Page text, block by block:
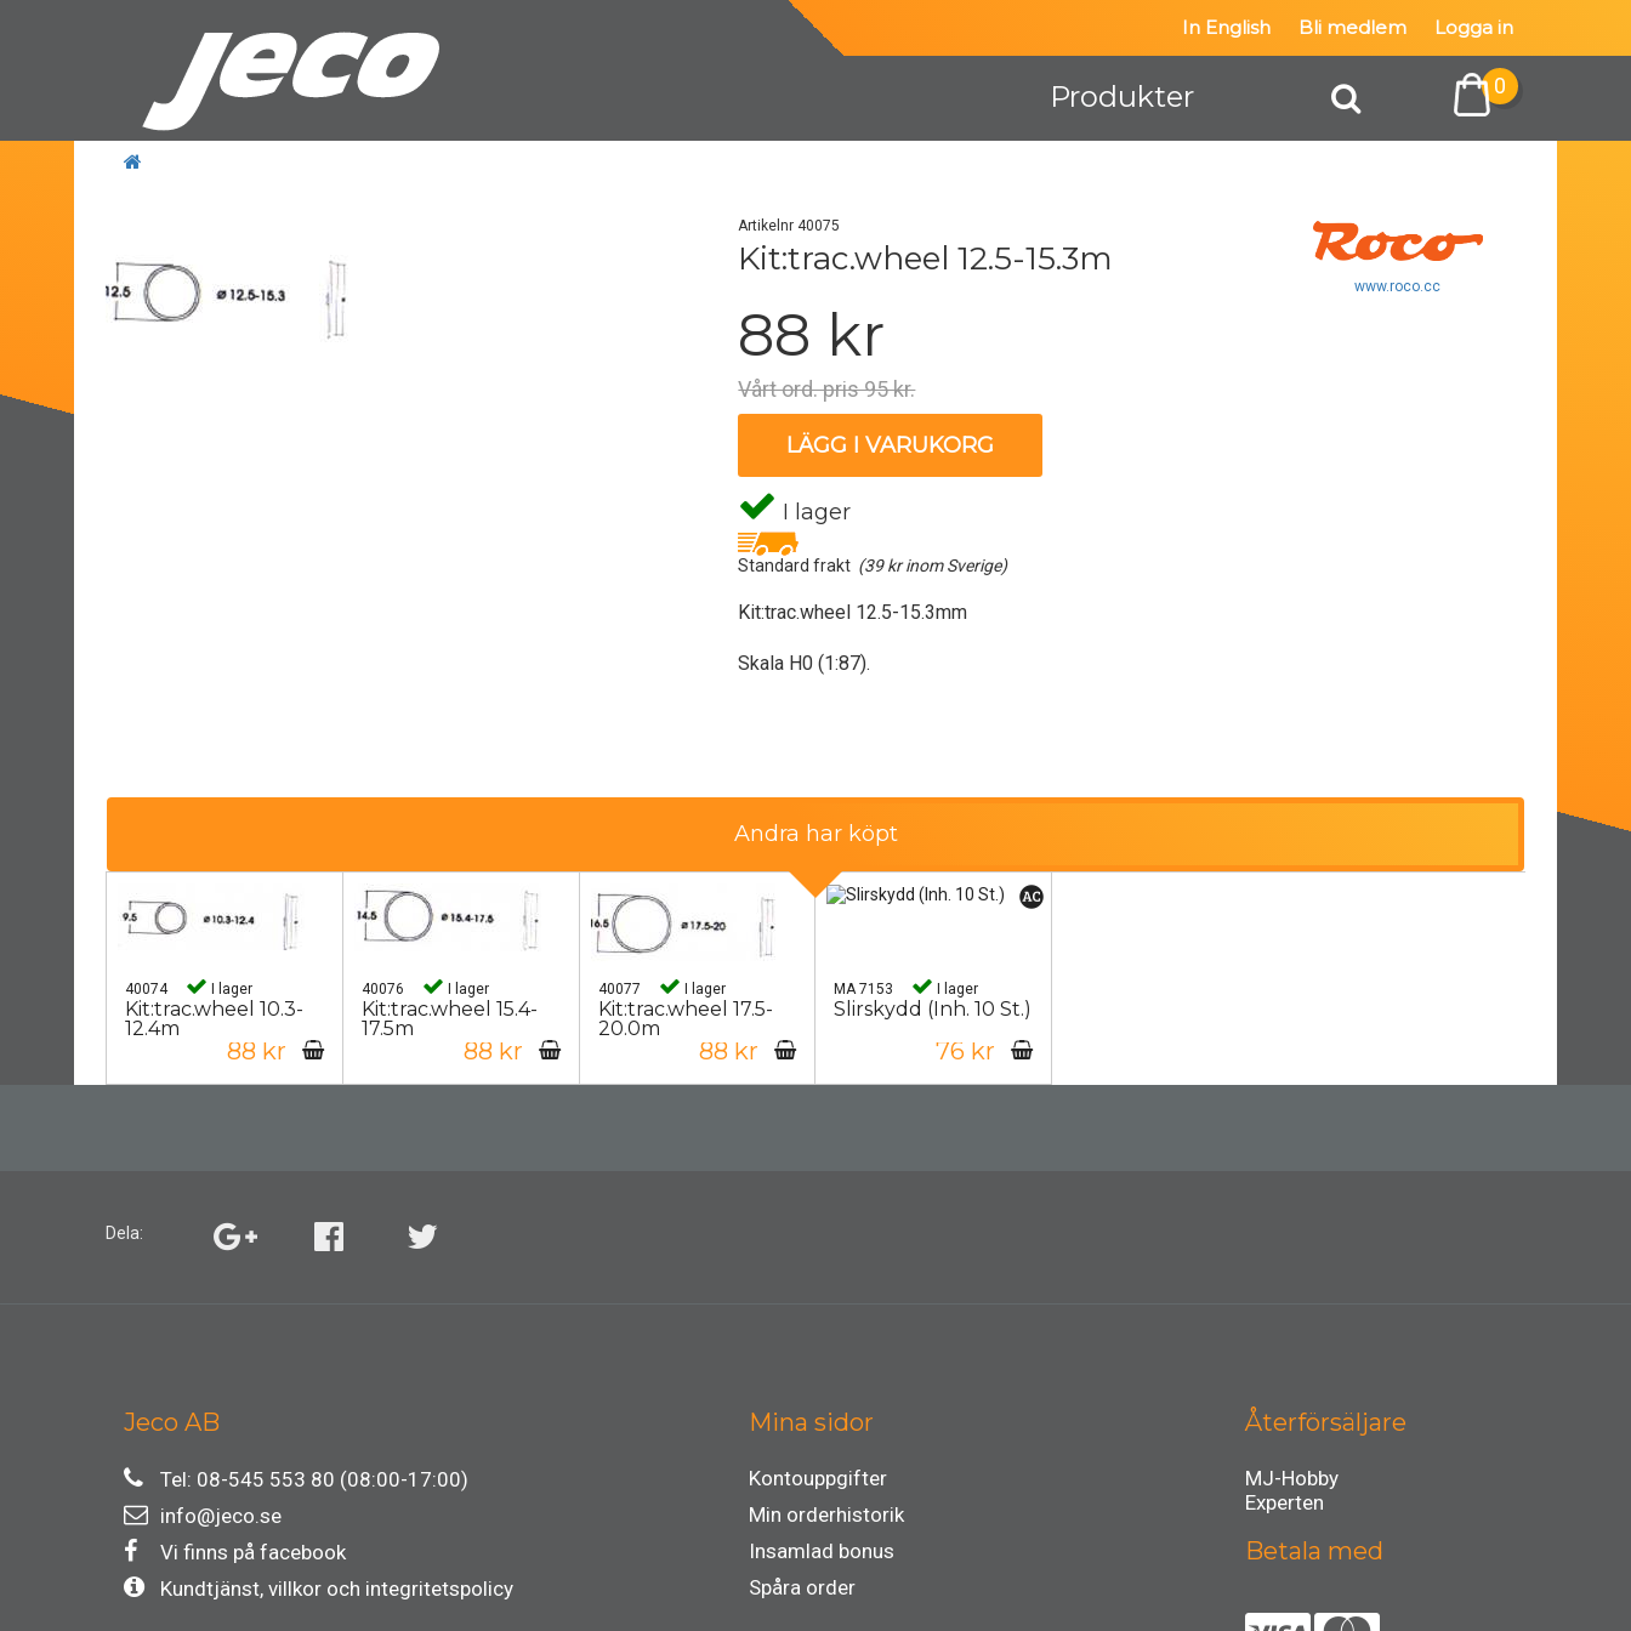
In English Bli medlem Logga in
Produkter 0
Artikelnr 40075
Kit:trac.wheel 12.5-15.3m
88 kr
Vårt ord. pris 95 kr.
LÄGG I VARUKORG
I lager
Standard frakt (39 kr inom Sverige)
Kit:trac.wheel 12.5-15.3mm
Skala H0 (1:87).
www.roco.cc
Andra har köpt
40074 I lager
Kit:trac.wheel 10.3-
12.4m
88 kr
40076 I lager
Kit:trac.wheel 15.4-
17.5m
88 kr
40077 I lager
Kit:trac.wheel 17.5-
20.0m
88 kr
MA 7153 I lager
Slirskydd (Inh. 10 St.)
76 kr
Dela:
Jeco AB
Tel: 08-545 553 80 (08:00-17:00)
info@jeco.se
Vi finns på facebook
Kundtjänst, villkor och integritetspolicy
Mina sidor
Kontouppgifter
Min orderhistorik
Insamlad bonus
Spåra order
Återförsäljare
MJ-Hobby
Experten
Betala med